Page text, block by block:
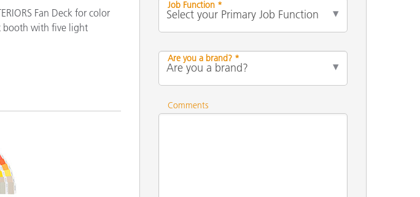
Fan Deck for color
booth with five light
Job Function *
Are you a brand? *
Comments